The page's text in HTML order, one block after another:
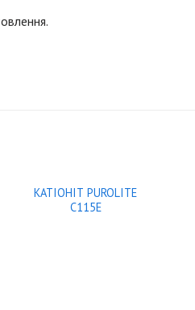
КАТІОНІТ PUROLITE
C115E